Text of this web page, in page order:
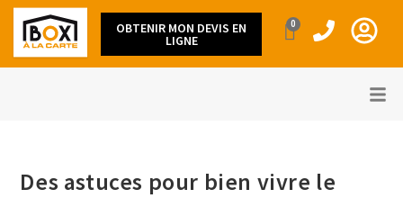
OBTENIR MON DEVIS EN
LIGNE
0
Des astuces pour bien vivre le